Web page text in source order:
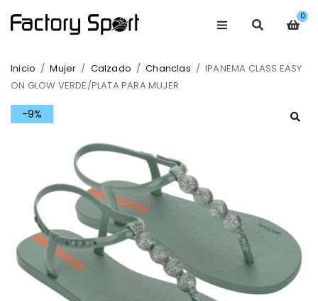
0
Inicio / Mujer / Calzado / Chanclas / IPANEMA CLASS EASY
ON GLOW VERDE/PLATA PARA MUJER
-9%